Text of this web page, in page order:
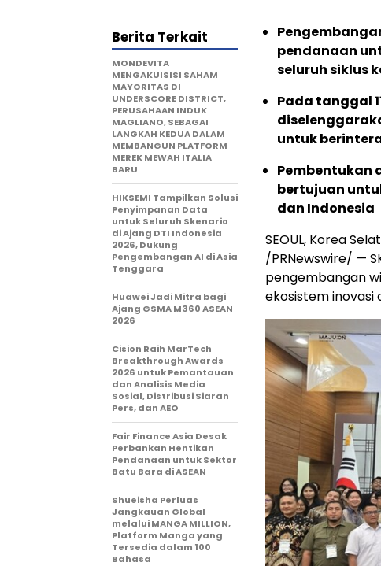
pendanaan
seluruh siklus
Pada tanggal
untuk
Pembentukan
bertujuan
dan Indonesia
SEOUL, Korea
/PRNewswire/ —
pengembangan
ekosistem inovasi
Berita Terkait
MONDEVITA
MENGAKUISISI SAHAM
MAYORITAS DI
UNDERSCORE DISTRICT,
PERUSAHAAN INDUK
MAGLIANO, SEBAGAI
LANGKAH KEDUA DALAM
MEMBANGUN PLATFORM
MEREK MEWAH ITALIA
BARU
HIKSEMI Tampilkan Solusi
Penyimpanan Data
untuk Seluruh Skenario
di Ajang DTI Indonesia
2026, Dukung
Pengembangan AI di Asia
Tenggara
Huawei Jadi Mitra bagi
Ajang GSMA M360 ASEAN
2026
Cision Raih MarTech
Breakthrough Awards
2026 untuk Pemantauan
dan Analisis Media
Sosial, Distribusi Siaran
Pers, dan AEO
Fair Finance Asia Desak
Perbankan Hentikan
Pendanaan untuk Sektor
Batu Bara di ASEAN
Shueisha Perluas
Jangkauan Global
melalui MANGA MILLION,
Platform Manga yang
Tersedia dalam 100
Bahasa